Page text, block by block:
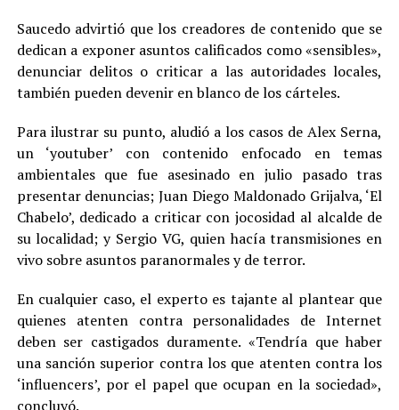
Saucedo advirtió que los creadores de contenido que se
dedican a exponer asuntos calificados como «sensibles»,
denunciar delitos o criticar a las autoridades locales,
también pueden devenir en blanco de los cárteles.
Para ilustrar su punto, aludió a los casos de Alex Serna,
un ‘youtuber’ con contenido enfocado en temas
ambientales que fue asesinado en julio pasado tras
presentar denuncias; Juan Diego Maldonado Grijalva, ‘El
Chabelo’, dedicado a criticar con jocosidad al alcalde de
su localidad; y Sergio VG, quien hacía transmisiones en
vivo sobre asuntos paranormales y de terror.
En cualquier caso, el experto es tajante al plantear que
quienes atenten contra personalidades de Internet
deben ser castigados duramente. «Tendría que haber
una sanción superior contra los que atenten contra los
‘influencers’, por el papel que ocupan en la sociedad»,
concluyó.